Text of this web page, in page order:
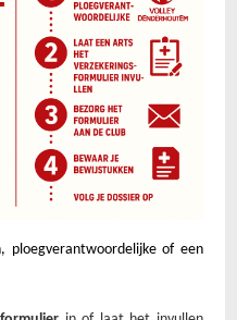
ploegverantwoordelijke of een